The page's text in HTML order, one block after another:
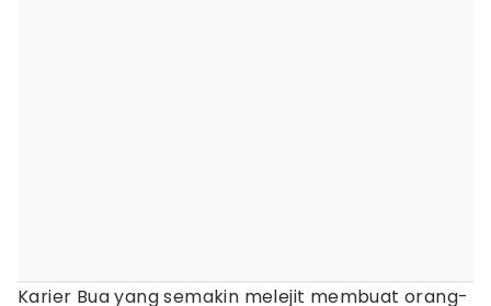
Karier Bua yang semakin melejit membuat orang-